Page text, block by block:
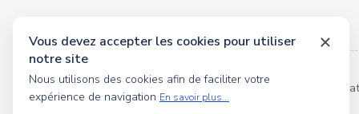
© 2026 tous droits réservés Toyscollection.
Vous devez accepter les cookies pour utiliser
notre site
Nous utilisons des cookies afin de faciliter votre
expérience de navigation En savoir plus...